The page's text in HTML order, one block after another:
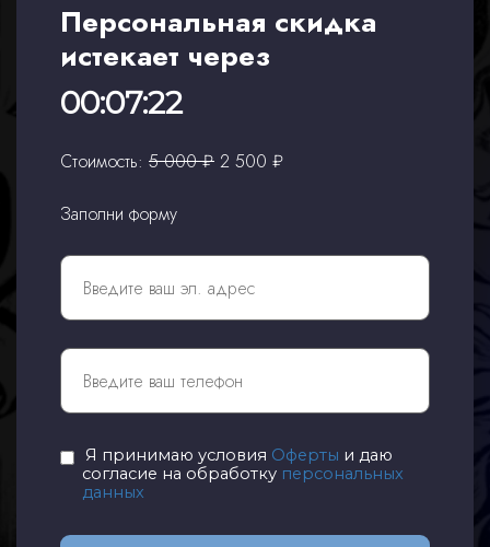
Персональная скидка
истекает через
00:07:22
Стоимость: 5 000 ₽ 2 500 ₽
Заполни форму
Я принимаю условия Оферты и даю
согласие на обработку персональных
данных